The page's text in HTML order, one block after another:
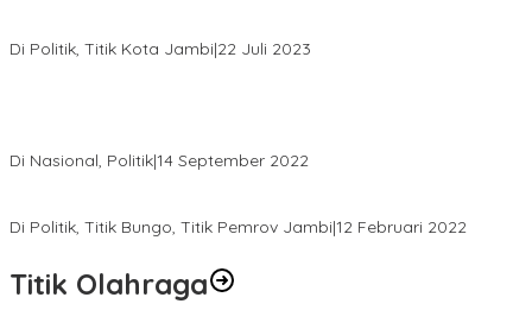
Di Politik, Titik Kota Jambi|22 Juli 2023
Di Nasional, Politik|14 September 2022
Di Politik, Titik Bungo, Titik Pemrov Jambi|12 Februari 2022
Titik Olahraga